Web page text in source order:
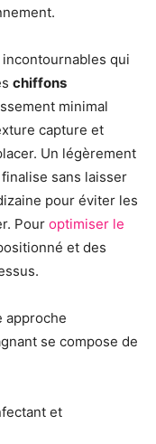
qui
chiffons
minimal
capture et
Un légèrement
sans laisser
pour éviter les
Pour optimiser le
et des
approche
se compose de
et